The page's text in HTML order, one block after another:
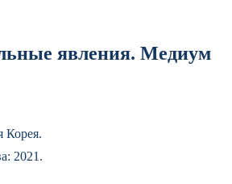
явления. Медиум
Корея.
2021.